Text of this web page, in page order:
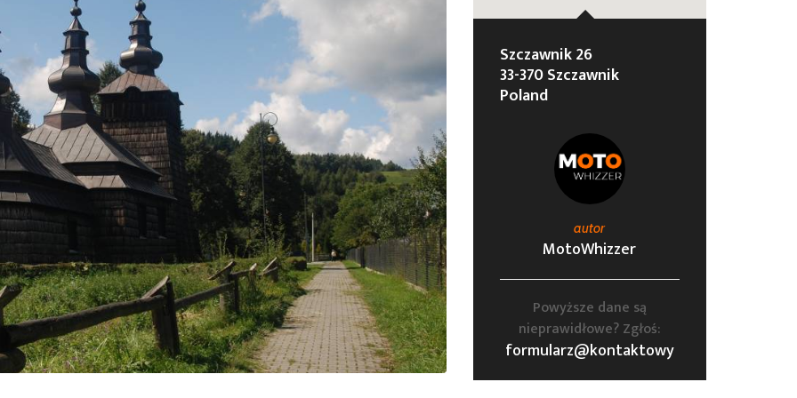
Szczawnik 26
33-370 Szczawnik
Poland
autor
MotoWhizzer
Powyższe dane są
nieprawidłowe? Zgłoś:
formularz@kontaktowy